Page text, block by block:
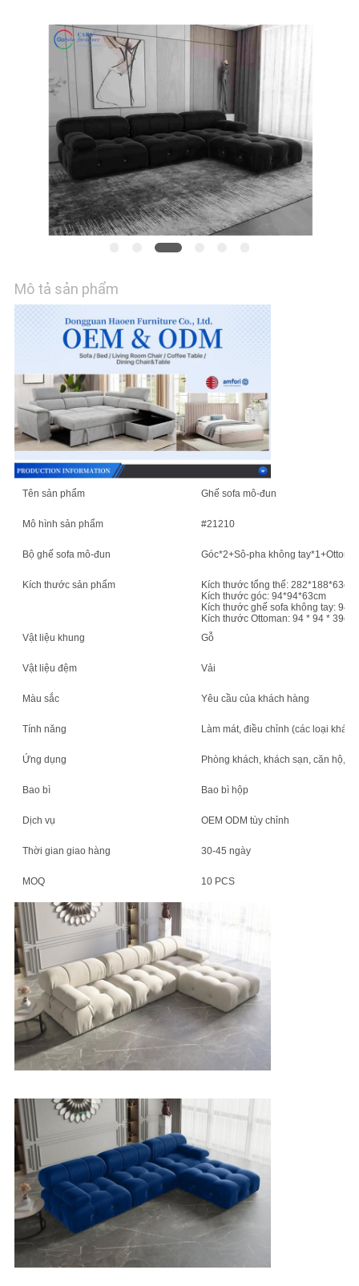
CHẤT
LƯỢNG
CHÚNG
TRƯỜNG
HỢP
YÊU
CẦU
BÁO
GIÁ
SƠ
ĐỒ
WEB
CHÍNH
BẢO
MẬT
Mô tả sản phẩm
Tên sản phẩm Ghế sofa mô-đun
Mô hình sản phẩm #21210
Bộ ghế sofa mô-đun Góc*2+Sô-pha không
Kích thước sản phẩm
Kích thước tổng thể: 282*188*63cm
Kích thước góc: 94*94*63cm
Kích thước ghế sofa không tay:
Kích thước Ottoman: 94 * 94 * 39cm
Vật liệu khung
Gỗ
Vật liệu đệm Vải
Màu sắc Yêu cầu của khách hàng
Tính năng Làm mát, điều chỉnh (các loại
Ứng dụng Phòng khách, khách sạn, căn hộ,
Bao bì Bao bì hộp
Dịch vụ OEM ODM tùy chỉnh
Thời gian giao hàng 30-45 ngày
MOQ 10 PCS